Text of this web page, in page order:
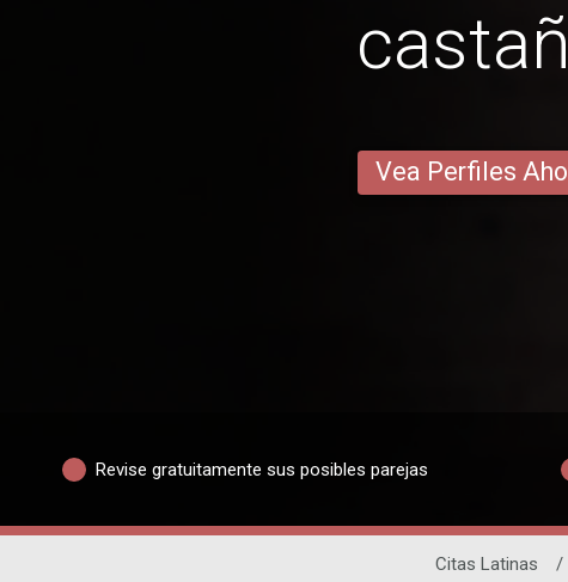
Vea Perfiles
Revise gratuitamente sus posibles parejas
Citas Latinas /